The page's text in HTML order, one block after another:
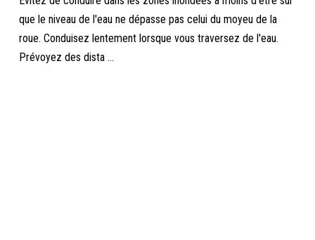
que le niveau de l'eau ne dépasse pas celui du moyeu de la
roue. Conduisez lentement lorsque vous traversez de l'eau.
Prévoyez des dista ...